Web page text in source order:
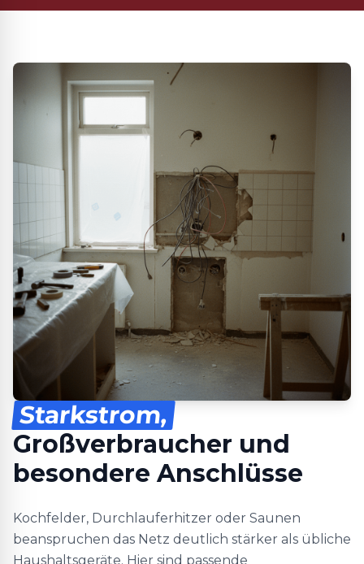
Starkstrom,
Großverbraucher und
besondere Anschlüsse
Kochfelder, Durchlauferhitzer oder Saunen
beanspruchen das Netz deutlich stärker als übliche
Haushaltsgeräte. Hier sind passende